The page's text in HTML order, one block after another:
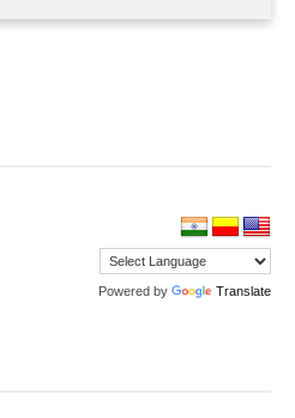
Powered by Translate